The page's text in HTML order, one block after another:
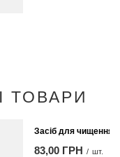
ТОВАРИ
Засіб для чищення
83,00 ГРН / шт.